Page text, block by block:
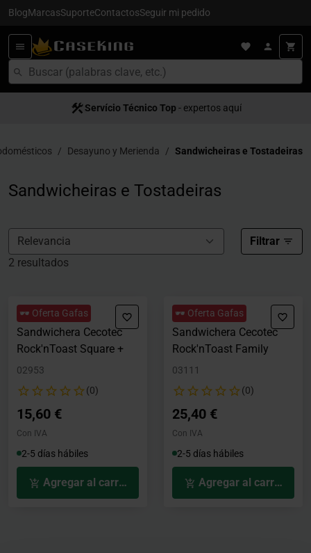
BlogMarcasSuporteContactosSeguir mi pedido
Satisfacción al cliente- servício 5
Servício Técnico Top - expertos aquí
Desayuno y Merienda Sandwicheiras e Tostadeiras
Sandwicheiras e Tostadeiras
Filtrar
2 resultados
🕶️ Oferta Gafas
Sandwichera Cecotec
Rock'nToast Square +
02953
(0)
15,60 €
Con IVA
2-5 días hábiles
Agregar al carrito
🕶️ Oferta Gafas
Sandwichera Cecotec
Rock'nToast Family
03111
(0)
25,40 €
Con IVA
2-5 días hábiles
Agregar al carrito